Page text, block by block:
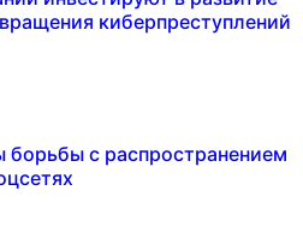
киберпреступлений
с распространением